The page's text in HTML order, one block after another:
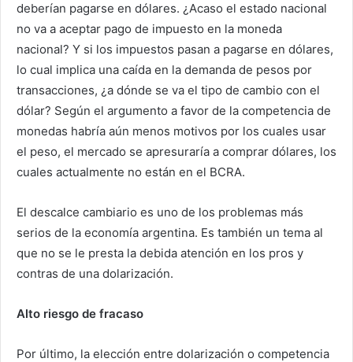
deberían pagarse en dólares. ¿Acaso el estado nacional
no va a aceptar pago de impuesto en la moneda
nacional? Y si los impuestos pasan a pagarse en dólares,
lo cual implica una caída en la demanda de pesos por
transacciones, ¿a dónde se va el tipo de cambio con el
dólar? Según el argumento a favor de la competencia de
monedas habría aún menos motivos por los cuales usar
el peso, el mercado se apresuraría a comprar dólares, los
cuales actualmente no están en el BCRA.
El descalce cambiario es uno de los problemas más
serios de la economía argentina. Es también un tema al
que no se le presta la debida atención en los pros y
contras de una dolarización.
Alto riesgo de fracaso
Por último, la elección entre dolarización o competencia